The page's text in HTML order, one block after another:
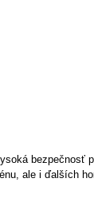
bezpečnosť
ale i ďalších